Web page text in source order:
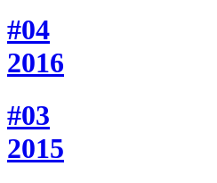
#04
2016
#03
2015